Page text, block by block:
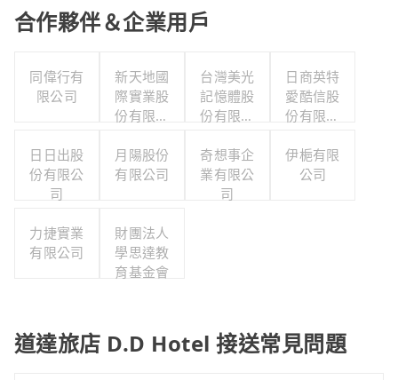
合作夥伴＆企業用戶
同偉行有
限公司
新天地國
際實業股
份有限公
台灣美光
記憶體股
份有限公
日商英特
愛酷信股
份有限公
公司
日日出股
份有限公
司
月陽股份
有限公司
奇想事企
業有限公
司
伊梔有限
公司
力捷實業
有限公司
財團法人
學思達教
育基金會
道達旅店 D.D Hotel 接送常見問題